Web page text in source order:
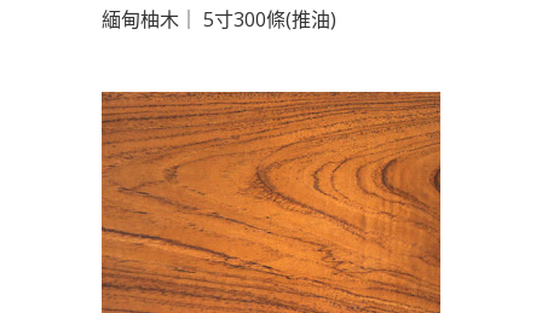
緬甸柚木｜ 5寸300條(推油)